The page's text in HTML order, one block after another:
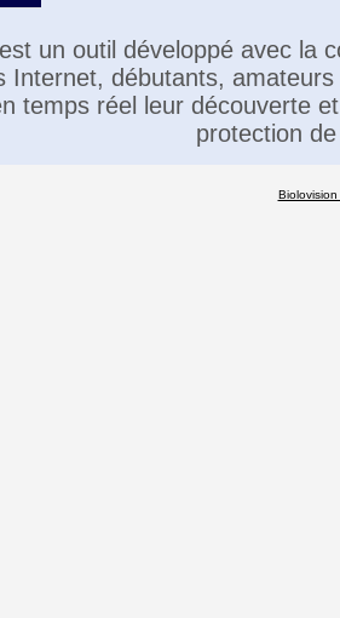
un outil développé avec la
Internet, débutants,
temps réel leur découverte
protection
Biolovision